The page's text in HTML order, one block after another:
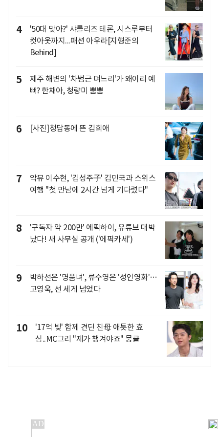
4
'50대 맞아?' 샤를리즈 테론, 시스루부터
컷아웃까지...패션 아우라[지형준의
Behind]
5
제주 해변의 '차범근 며느리'가 왜이리 예
뻐? 한채아, 청량미 뿜뿜
6 [사진]청담동에 뜬 김희애
7
악뮤 이수현, '김성주子' 김민국과 스위스
여행 "첫 만남에 2시간 넘게 기다렸다"
8
'구독자 약 200만' 에픽하이, 유튜브 대박
났다! 새 사무실 공개 ('에픽카세')
9
박하선은 '명품녀', 류수영은 '성인영화'…
고영욱, 선 세게 넘었다
10
'17억 빚' 함께 견딘 친母 애틋한 효
심..MC그리 "제가 챙겨야죠" 뭉클